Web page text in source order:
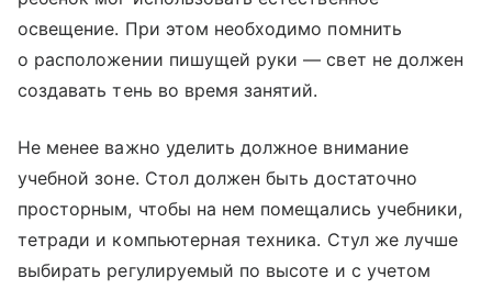
освещение. При этом необходимо помнить
о расположении пишущей руки — свет не должен
создавать тень во время занятий.
Не менее важно уделить должное внимание
учебной зоне. Стол должен быть достаточно
просторным, чтобы на нем помещались учебники,
тетради и компьютерная техника. Стул же лучше
выбирать регулируемый по высоте и с учетом